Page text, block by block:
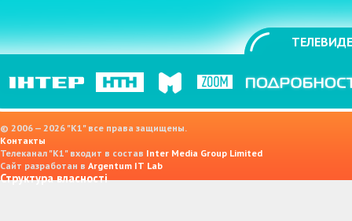
© 2006 — 2026 "K1" все права защищены.
Контакты
Телеканал "К1" входит в состав Inter Media Group Limited
Сайт разработан в Argentum IT Lab
Структура власності